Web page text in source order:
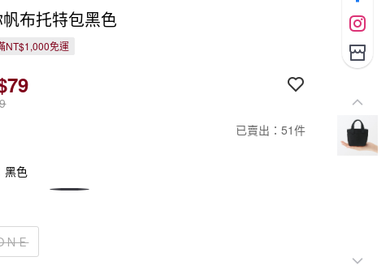
布托特包黑色
NT$1,000免運
已賣出：51件
黑色
ＮＥ